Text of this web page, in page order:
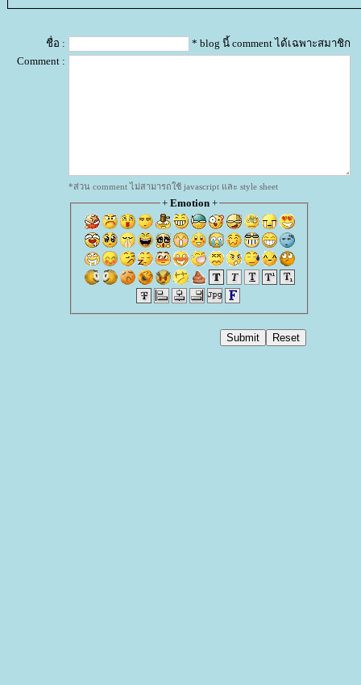
ชื่อ :
* blog นี้ comment ได้เฉพาะสมาชิก
Comment :
*ส่วน comment ไม่สามารถใช้ javascript และ style sheet
+ Emotion+